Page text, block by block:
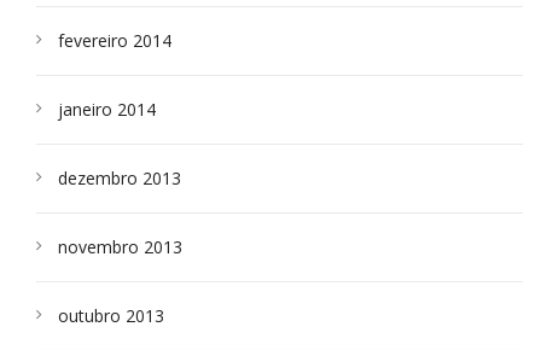
fevereiro 2014
janeiro 2014
dezembro 2013
novembro 2013
outubro 2013